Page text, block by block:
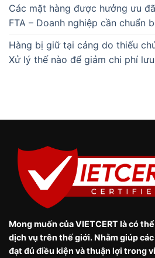
Các mặt hàng được hưởng ưu
FTA – Doanh nghiệp cần chuẩn
Hàng bị giữ tại cảng do thiếu
Xử lý thế nào để giảm chi phí
Mong muốn của VIETCERT là có
dịch vụ trên thế giới. Nhằm giúp
đạt đủ điều kiện và thuận lợi trong